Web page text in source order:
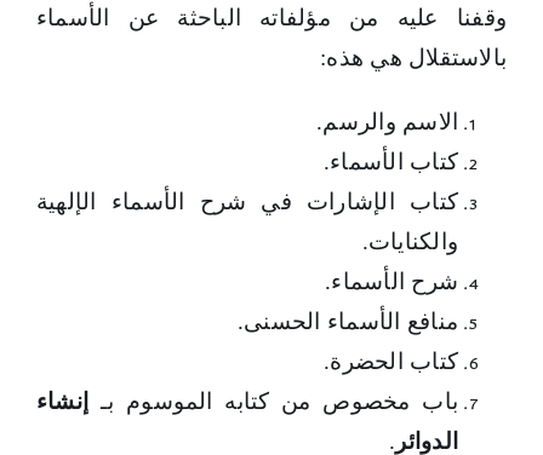
وقفنا عليه من مؤلفاته الباحثة عن الأسماء
بالاستقلال هي هذه:
الاسم والرسم.
كتاب الأسماء.
كتاب الإشارات في شرح الأسماء الإلهية
والكنايات.
شرح الأسماء.
منافع الأسماء الحسنى.
كتاب الحضرة.
باب مخصوص من كتابه الموسوم بـ
إنشاء
الدوائر .